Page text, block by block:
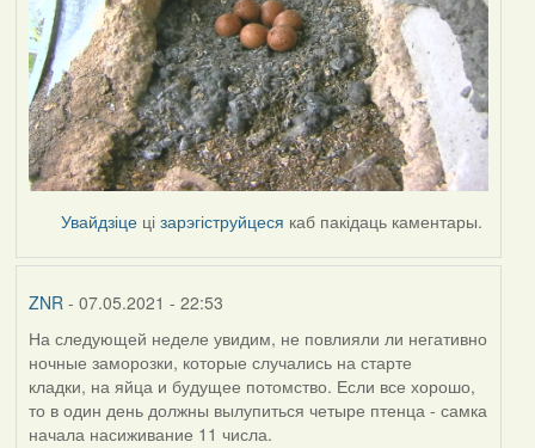
Увайдзіце цізарэгіструйцеся каб пакідаць каментары.
ZNR- 07.05.2021 - 22:53
На следующей неделе увидим, не повлияли ли негативно
ночные заморозки, которые случались на старте
кладки, на яйца и будущее потомство. Если все хорошо,
то в один день должны вылупиться четыре птенца - самка
начала насиживание 11 числа.